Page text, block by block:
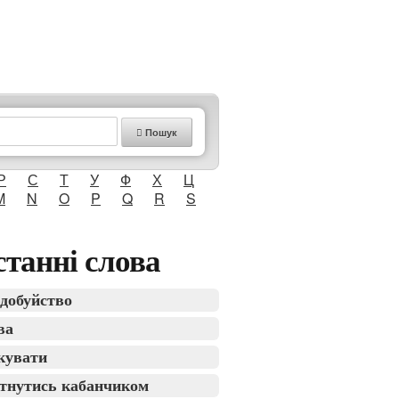
Пошук
С Т У Ф Х
Ц
N O P Q R
S
слова
кабанчиком